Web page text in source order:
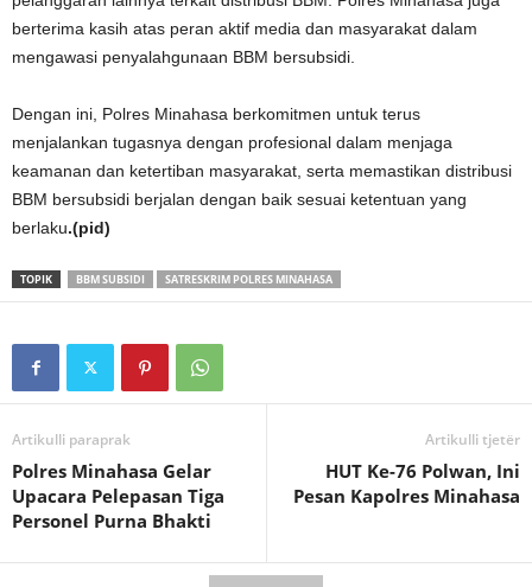
berterima kasih atas peran aktif media dan masyarakat dalam
mengawasi penyalahgunaan BBM bersubsidi.
Dengan ini, Polres Minahasa berkomitmen untuk terus
menjalankan tugasnya dengan profesional dalam menjaga
keamanan dan ketertiban masyarakat, serta memastikan distribusi
BBM bersubsidi berjalan dengan baik sesuai ketentuan yang
berlaku.(pid)
TOPIK BBM SUBSIDI SATRESKRIM POLRES MINAHASA
Artikulli paraprak
Polres Minahasa Gelar
Upacara Pelepasan Tiga
Personel Purna Bhakti
Artikulli tjetër
HUT Ke-76 Polwan, Ini
Pesan Kapolres Minahasa